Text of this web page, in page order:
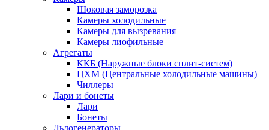
Шоковая заморозка
Камеры холодильные
Камеры для вызревания
Камеры лиофильные
Агрегаты
ККБ (Наружные блоки сплит-систем)
ЦХМ (Центральные холодильные машины)
Чиллеры
Лари и бонеты
Лари
Бонеты
Льдогенераторы